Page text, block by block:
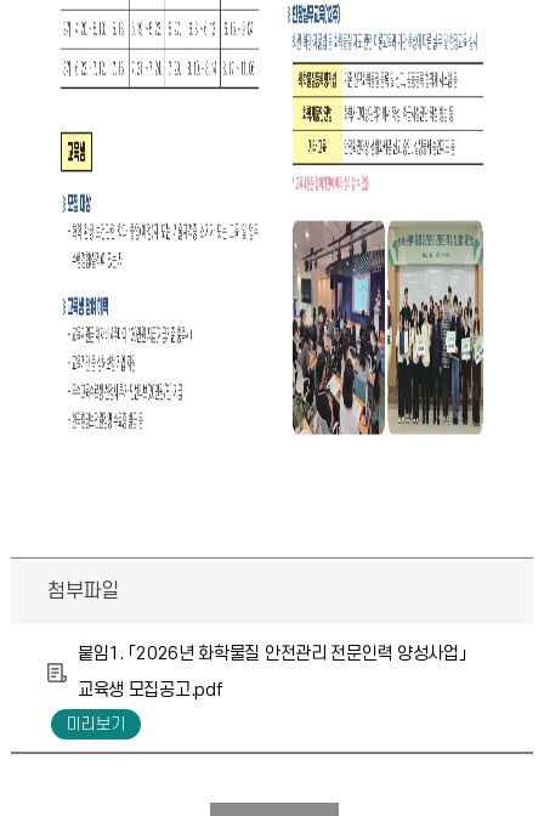
첨부파일
붙임1. 「2026년 화학물질 안전관리 전문인력 양성사업」
교육생 모집공고.pdf